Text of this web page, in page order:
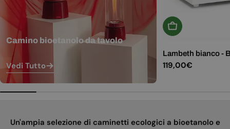
Camino bioetanolo da tavolo
Vedi Tutto
Aggiungi Al
Lambeth bianco -
Prezzo
119,00€
Un'ampia selezione di caminetti ecologici a bioetanolo e